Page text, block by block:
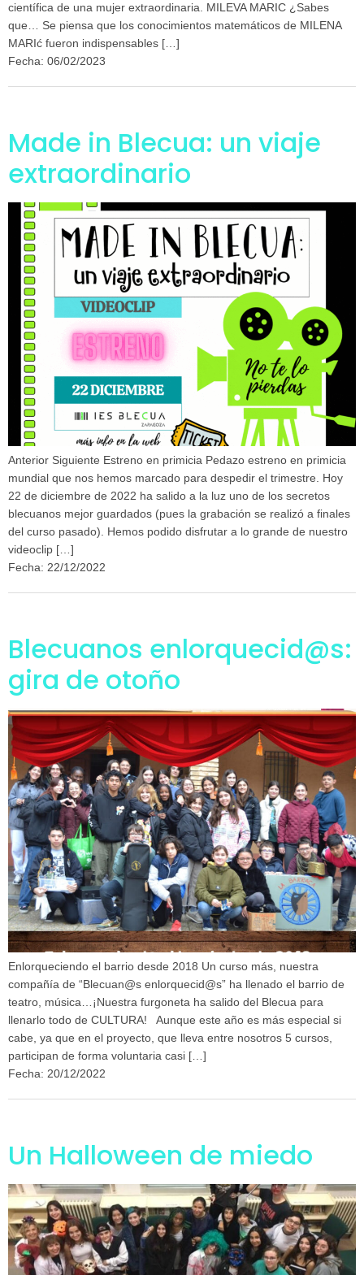
científica de una mujer extraordinaria. MILEVA MARIC ¿Sabes
que… Se piensa que los conocimientos matemáticos de MILENA
MARIć fueron indispensables […]
Fecha: 06/02/2023
Made in Blecua: un viaje
extraordinario
Anterior Siguiente Estreno en primicia Pedazo estreno en primicia
mundial que nos hemos marcado para despedir el trimestre. Hoy
22 de diciembre de 2022 ha salido a la luz uno de los secretos
blecuanos mejor guardados (pues la grabación se realizó a finales
del curso pasado). Hemos podido disfrutar a lo grande de nuestro
videoclip […]
Fecha: 22/12/2022
Blecuanos enlorquecid@s:
gira de otoño
Enlorqueciendo el barrio desde 2018 Un curso más, nuestra
compañía de “Blecuan@s enlorquecid@s” ha llenado el barrio de
teatro, música…¡Nuestra furgoneta ha salido del Blecua para
llenarlo todo de CULTURA! Aunque este año es más especial si
cabe, ya que en el proyecto, que lleva entre nosotros 5 cursos,
participan de forma voluntaria casi […]
Fecha: 20/12/2022
Un Halloween de miedo